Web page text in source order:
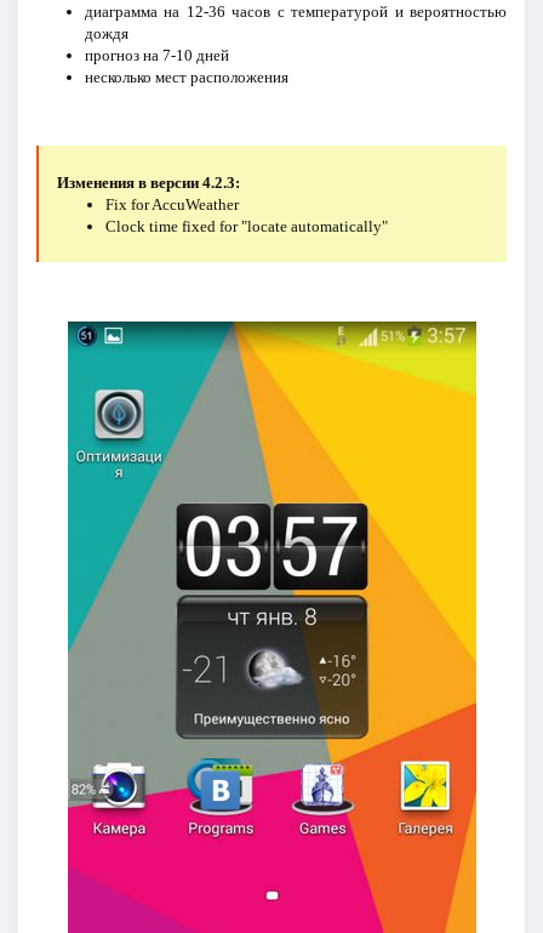
диаграмма на 12-36 часов с температурой и вероятностью
дождя
прогноз на 7-10 дней
несколько мест расположения
Изменения в версии 4.2.3:
Fix for AccuWeather
Clock time fixed for "locate automatically"